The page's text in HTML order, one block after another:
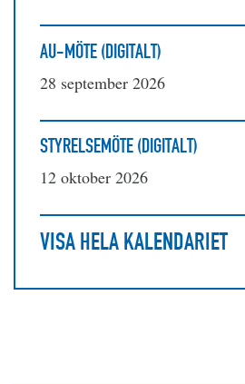
AU-MÖTE (DIGITALT)
28 september 2026
STYRELSEMÖTE (DIGITALT)
12 oktober 2026
VISA HELA KALENDARIET